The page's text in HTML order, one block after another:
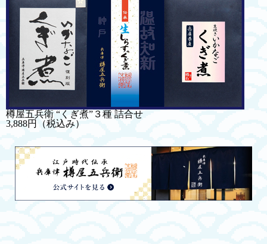
樽屋五兵衛 “くぎ煮”３種 詰合せ
3,888円
（税込み）